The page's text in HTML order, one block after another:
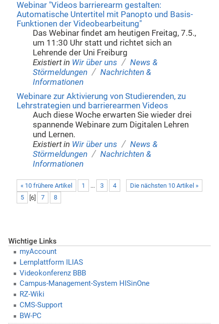
Webinar "Videos barrierearm gestalten:
Automatische Untertitel mit Panopto und Basis-
Funktionen der Videobearbeitung"
Das Webinar findet am heutigen Freitag, 7.5.,
um 11:30 Uhr statt und richtet sich an
Lehrende der Uni Freiburg
Existiert in Wir über uns / News &
Störmeldungen / Nachrichten &
Informationen
Webinare zur Aktivierung von Studierenden, zu
Lehrstrategien und barrierearmen Videos
Auch diese Woche erwarten Sie wieder drei
spannende Webinare zum Digitalen Lehren
und Lernen.
Existiert in Wir über uns / News &
Störmeldungen / Nachrichten &
Informationen
« 10 frühere Artikel Die nächsten 10 Artikel »
1 ... 3
4
5
[6] 7 8
Wichtige Links
myAccount
Lernplattform ILIAS
Videokonferenz BBB
Campus-Management-System HISinOne
RZ-Wiki
CMS-Support
BW-PC